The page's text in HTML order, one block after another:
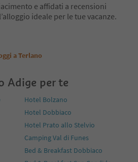
e affidati a recensioni
ideale per le tue vacanze.
a Terlano
Adige per te
Hotel Bolzano
Hotel Dobbiaco
Hotel Prato allo Stelvio
Camping Val di Funes
Bed & Breakfast Dobbiaco